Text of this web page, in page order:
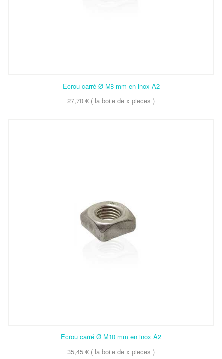
Ecrou carré Ø M8 mm en inox A2
27,70 € ( la boite de x pieces )
Ecrou carré Ø M10 mm en inox A2
35,45 € ( la boite de x pieces )